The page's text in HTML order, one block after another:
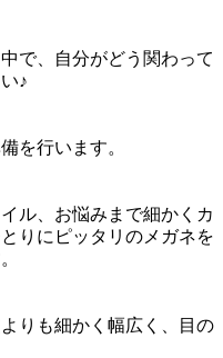
で、自分がどう関わって
♪
を行います。
ル、お悩みまで細かくカ
りにピッタリのメガネを
りも細かく幅広く、目の